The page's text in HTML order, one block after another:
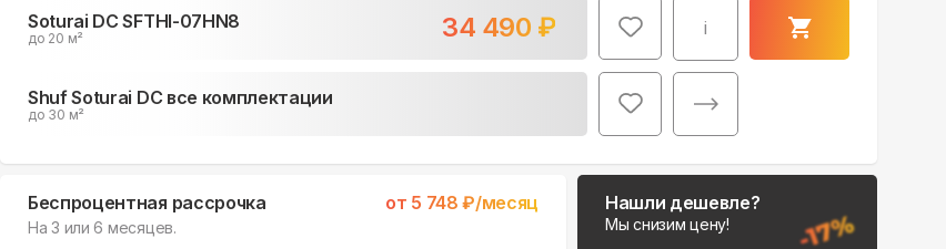
Поможем выбрать
место для монтажа:
Soturai DC SFTHI-07HN8
до 20 м² 34 490 ₽ i
Shuf Soturai DC все комплектации
до 30 м²
Беспроцентная рассрочка от 5 748 ₽/месяц
На 3 или 6 месяцев.
Нашли дешевле?
Мы снизим цену!